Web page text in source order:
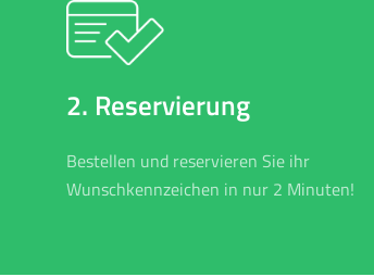
2. Reservierung
Bestellen und reservieren Sie ihr
Wunschkennzeichen in nur 2 Minuten!